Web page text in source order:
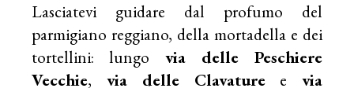
Lasciatevi guidare dal profumo del
parmigiano reggiano, della mortadella e dei
tortellini: lungo via delle Peschiere
Vecchie, via delle Clavature e via